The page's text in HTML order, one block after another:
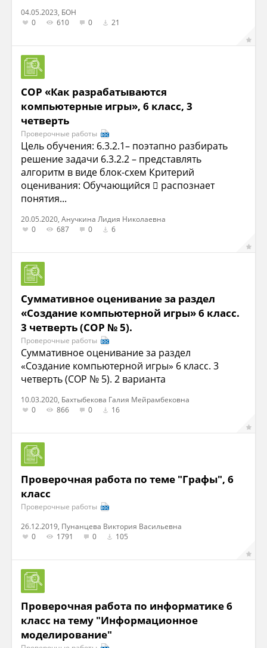
04.05.2023, БОН
0
610 0 21
СОР «Как разрабатываются
компьютерные игры», 6 класс, 3
четверть
Проверочные работы
Цель обучения: 6.3.2.1– поэтапно разбирать
решение задачи 6.3.2.2 – представлять
алгоритм в виде блок-схем Критерий
оценивания: Обучающийся  распознает
понятия...
20.05.2020, Анучкина Лидия Николаевна
0
687 0 6
Суммативное оценивание за раздел
«Создание компьютерной игры» 6 класс.
3 четверть (СОР № 5).
Проверочные работы
Суммативное оценивание за раздел
«Создание компьютерной игры» 6 класс. 3
четверть (СОР № 5). 2 варианта
10.03.2020, Бахтыбекова Галия Мейрамбековна
0
866 0 16
Проверочная работа по теме "Графы", 6
класс
Проверочные работы
26.12.2019, Пунанцева Виктория Васильевна
0
1791 0 105
Проверочная работа по информатике 6
класс на тему "Информационное
моделирование"